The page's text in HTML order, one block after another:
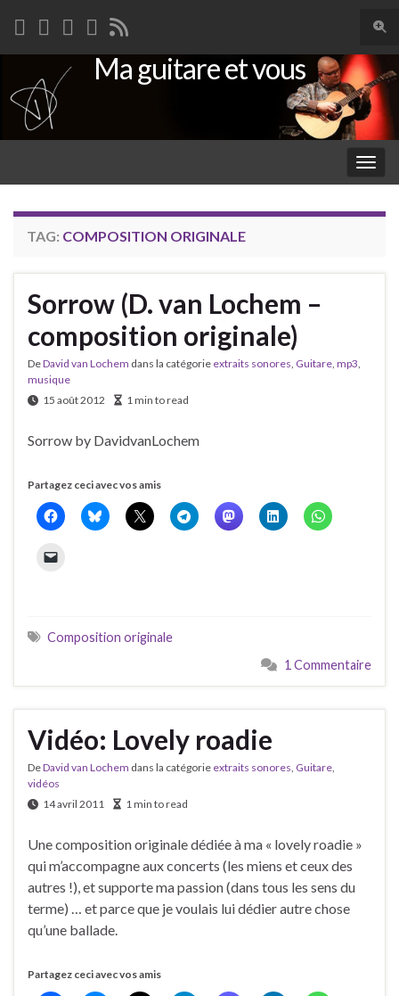
Search for:
Ma guitare et vous
TAG: COMPOSITION ORIGINALE
Sorrow (D. van Lochem –
composition originale)
DeDavid van Lochem dans la catégorie extraits sonores Guitare mp3
musique
15 août 2012
1 min to read
Sorrow by DavidvanLochem
Partagez ceci avec vos amis
Composition originale
1 Commentaire
Vidéo: Lovely roadie
DeDavid van Lochem dans la catégorie extraits sonores Guitare
vidéos
14 avril 2011
1 min to read
Une composition originale dédiée à ma « lovely roadie »
qui m’accompagne aux concerts (les miens et ceux des
autres !), et supporte ma passion (dans tous les sens du
terme) … et parce que je voulais lui dédier autre chose
qu’une ballade.
Partagez ceci avec vos amis